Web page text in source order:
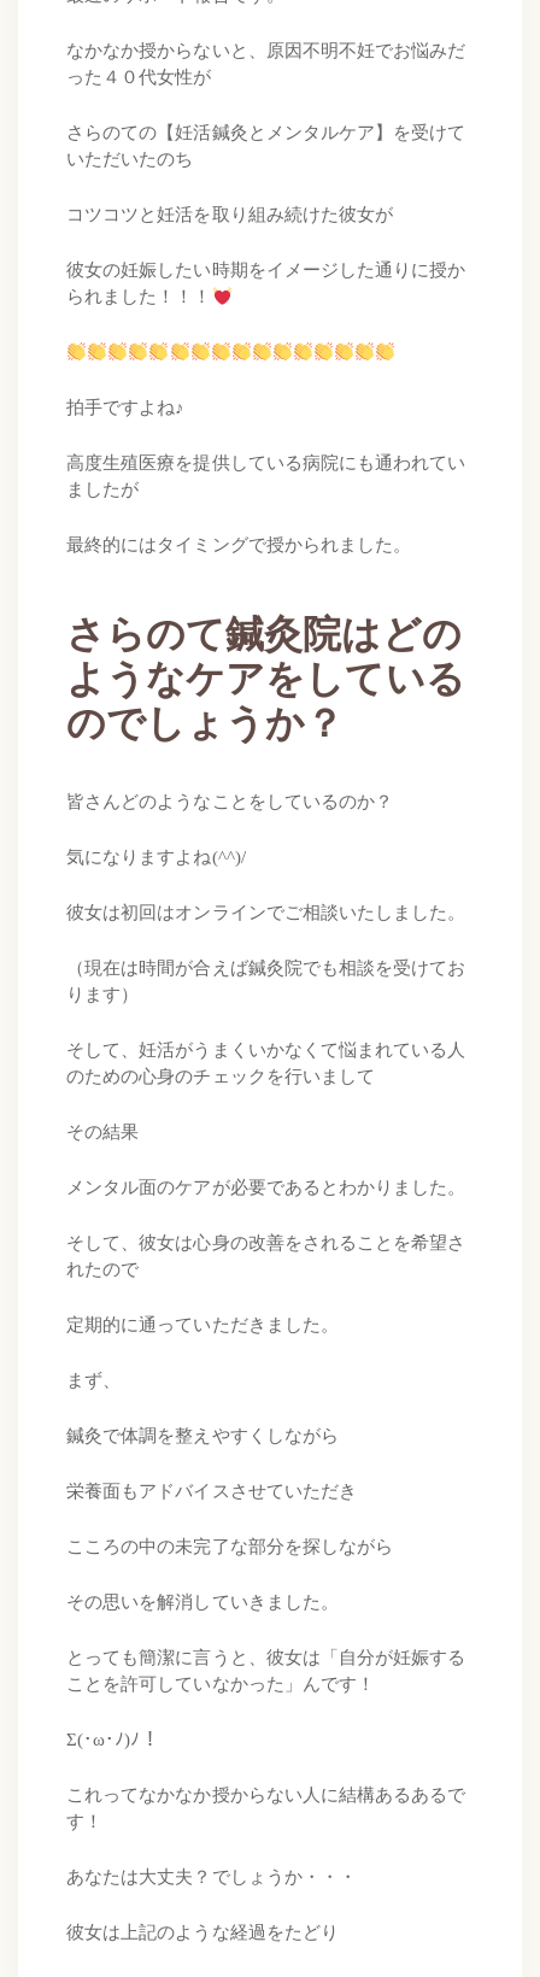
なかなか授からないと、原因不明不妊でお悩みだ
った４０代女性が
さらのての【妊活鍼灸とメンタルケア】を受けて
いただいたのち
コツコツと妊活を取り組み続けた彼女が
彼女の妊娠したい時期をイメージした通りに授か
られました！！！
拍手ですよね♪
高度生殖医療を提供している病院にも通われてい
ましたが
最終的にはタイミングで授かられました。
さらのて鍼灸院はどの
ようなケアをしている
のでしょうか？
皆さんどのようなことをしているのか？
気になりますよね(^^)/
彼女は初回はオンラインでご相談いたしました。
（現在は時間が合えば鍼灸院でも相談を受けてお
ります）
そして、妊活がうまくいかなくて悩まれている人
のための心身のチェックを行いまして
その結果
メンタル面のケアが必要であるとわかりました。
そして、彼女は心身の改善をされることを希望さ
れたので
定期的に通っていただきました。
まず、
鍼灸で体調を整えやすくしながら
栄養面もアドバイスさせていただき
こころの中の未完了な部分を探しながら
その思いを解消していきました。
とっても簡潔に言うと、彼女は「自分が妊娠する
ことを許可していなかった」んです！
Σ(･ω･ﾉ)ﾉ！
これってなかなか授からない人に結構あるあるで
す！
あなたは大丈夫？でしょうか・・・
彼女は上記のような経過をたどり